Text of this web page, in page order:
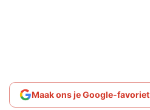
Maak ons je Google-favoriet